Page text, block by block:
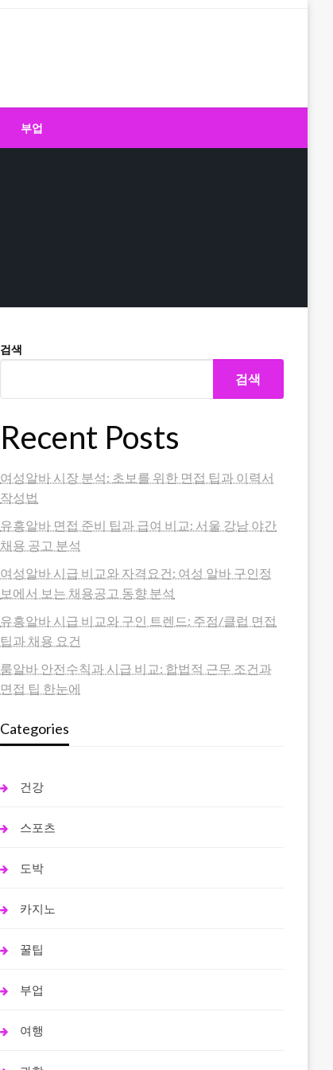
부업
검색
검색
Recent Posts
여성알바 시장 분석: 초보를 위한 면접 팁과 이력서
작성법
유흥알바 면접 준비 팁과 급여 비교: 서울 강남 야간
채용 공고 분석
여성알바 시급 비교와 자격요건: 여성 알바 구인정
보에서 보는 채용공고 동향 분석
유흥알바 시급 비교와 구인 트렌드: 주점/클럽 면접
팁과 채용 요건
룸알바 안전수칙과 시급 비교: 합법적 근무 조건과
면접 팁 한눈에
Categories
건강
스포츠
도박
카지노
꿀팁
부업
여행